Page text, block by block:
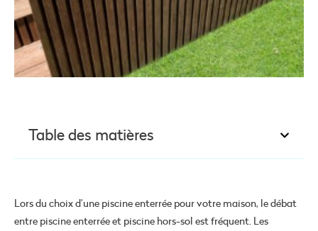
Table des matières
Lors du choix d’une piscine enterrée pour votre maison, le débat
entre piscine enterrée et piscine hors-sol est fréquent. Les